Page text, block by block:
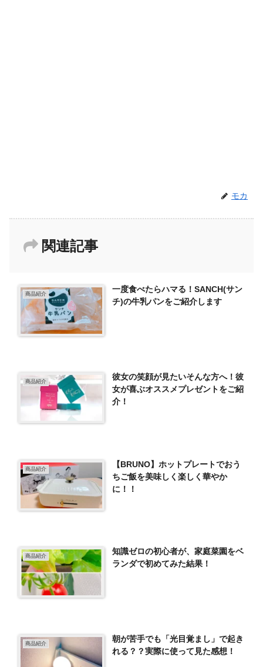
モカ
関連記事
商品紹介
一度食べたらハマる！SANCH(サン
チ)の牛乳パンをご紹介します
商品紹介
彼女の笑顔が見たいそんな方へ！彼
女が喜ぶオススメプレゼントをご紹
介！
商品紹介
【BRUNO】ホットプレートでおう
ちご飯を美味しく楽しく華やか
に！！
商品紹介
知識ゼロの初心者が、家庭菜園をベ
ランダで初めてみた結果！
商品紹介
朝が苦手でも「光目覚まし」で起き
れる？？実際に使って見た感想！